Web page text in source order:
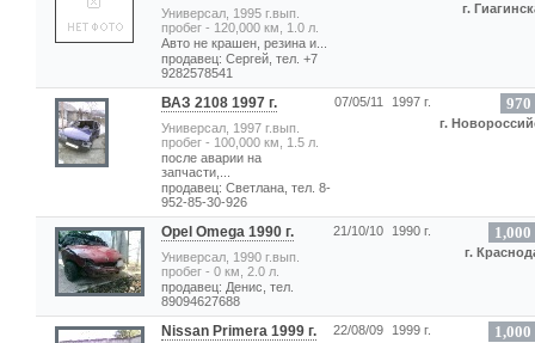
Универсал, 1995 г.вып.
пробег - 120,000 км, 1.0 л.
Авто не крашен, резина и...
продавец: Сергей, тел. +7
9282578541
г.
ВАЗ 2108 1997 г.
Универсал, 1997 г.вып.
пробег - 100,000 км, 1.5 л.
после аварии на
запчасти,...
продавец: Светлана, тел. 8-
952-85-30-926
07/05/11 1997 г. 970
г.
Opel Omega 1990 г.
Универсал, 1990 г.вып.
пробег - 0 км, 2.0 л.
продавец: Денис, тел.
89094627688
21/10/10 1990 г. 1,000
г.
Nissan Primera 1999 г. 22/08/09 1999 г. 1,000